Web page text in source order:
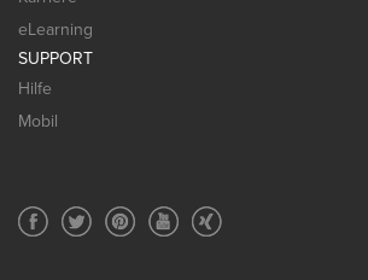
eLearning
SUPPORT
Hilfe
Mobil